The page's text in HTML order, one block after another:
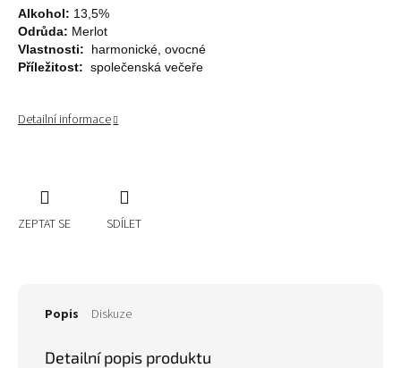
Alkohol: 13,5%
Odrůda: Merlot
Vlastnosti: harmonické, ovocné
Příležitost: společenská večeře
Detailní informace
ZEPTAT SE SDÍLET
Popis Diskuze
Detailní popis produktu